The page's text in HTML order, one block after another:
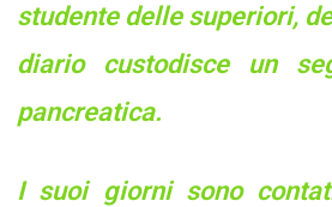
studente delle superiori,
diario custodisce un
pancreatica.
I suoi giorni sono